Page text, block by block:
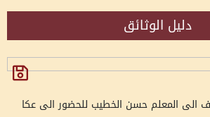
دليل الوثائق
الى المعلم حسن الخطيب للحضور الى عكا